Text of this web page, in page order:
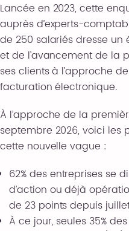
Lancée en 2023, cette
auprès d’experts-
de 250 salariés dresse
et de l’avancement de la
ses clients à l’approche
facturation électronique.
À l’approche de la
septembre 2026, voici les
cette nouvelle vague :
62% des entreprises se
d’action ou déjà
de 23 points depuis
À ce jour, seules 35%